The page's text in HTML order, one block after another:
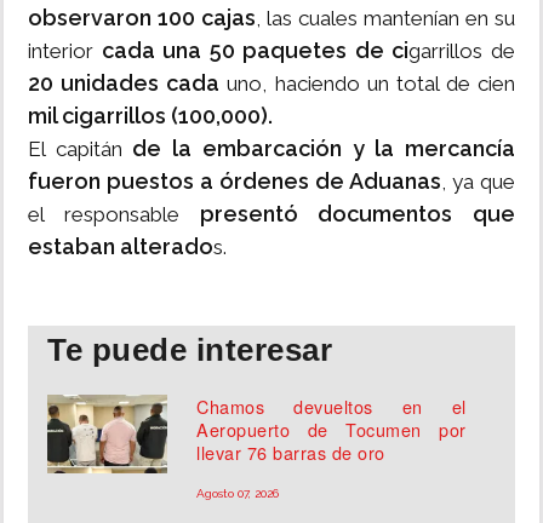
observaron 100 cajas, las cuales mantenían en su
interior cada una 50 paquetes de cigarrillos de
20 unidades cadauno, haciendo un total de cien
mil cigarrillos (100,000).
El capitán de la embarcación y la mercancía
fueron puestos a órdenes de Aduanas, ya que
el responsable presentó documentos que
estaban alterados.
Te puede interesar
Chamos devueltos en el
Aeropuerto de Tocumen por
llevar 76 barras de oro
Agosto 07, 2026